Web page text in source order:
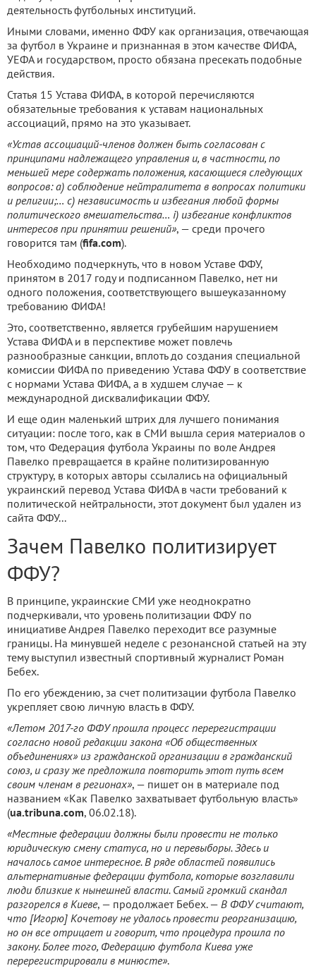
деятельность футбольных институций.
Иными словами, именно ФФУ как организация, отвечающая
за футбол в Украине и признанная в этом качестве ФИФА,
УЕФА и государством, просто обязана пресекать подобные
действия.
Статья 15 Устава ФИФА, в которой перечисляются
обязательные требования к уставам национальных
ассоциаций, прямо на это указывает.
«Устав ассоциаций-членов должен быть согласован с
принципами надлежащего управления и, в частности, по
меньшей мере содержать положения, касающиеся следующих
вопросов: a) соблюдение нейтралитета в вопросах политики
и религии;… c) независимость и избегания любой формы
политического вмешательства… i) избегание конфликтов
интересов при принятии решений», — среди прочего
говорится там (fifa.com).
Необходимо подчеркнуть, что в новом Уставе ФФУ,
принятом в 2017 году и подписанном Павелко, нет ни
одного положения, соответствующего вышеуказанному
требованию ФИФА!
Это, соответственно, является грубейшим нарушением
Устава ФИФА и в перспективе может повлечь
разнообразные санкции, вплоть до создания специальной
комиссии ФИФА по приведению Устава ФФУ в соответствие
с нормами Устава ФИФА, а в худшем случае — к
международной дисквалификации ФФУ.
И еще один маленький штрих для лучшего понимания
ситуации: после того, как в СМИ вышла серия материалов о
том, что Федерация футбола Украины по воле Андрея
Павелко превращается в крайне политизированную
структуру, в которых авторы ссылались на официальный
украинский перевод Устава ФИФА в части требований к
политической нейтральности, этот документ был удален из
сайта ФФУ...
Зачем Павелко политизирует
ФФУ?
В принципе, украинские СМИ уже неоднократно
подчеркивали, что уровень политизации ФФУ по
инициативе Андрея Павелко переходит все разумные
границы. На минувшей неделе с резонансной статьей на эту
тему выступил известный спортивный журналист Роман
Бебех.
По его убеждению, за счет политизации футбола Павелко
укрепляет свою личную власть в ФФУ.
«Летом 2017-го ФФУ прошла процесс перерегистрации
согласно новой редакции закона «Об общественных
объединениях» из гражданской организации в гражданский
союз, и сразу же предложила повторить этот путь всем
своим членам в регионах», — пишет он в материале под
названием «Как Павелко захватывает футбольную власть»
(ua.tribuna.com, 06.02.18).
«Местные федерации должны были провести не только
юридическую смену статуса, но и перевыборы. Здесь и
началось самое интересное. В ряде областей появились
альтернативные федерации футбола, которые возглавили
люди близкие к нынешней власти. Самый громкий скандал
разгорелся в Киеве, — продолжает Бебех. — В ФФУ считают,
что [Игорю] Кочетову не удалось провести реорганизацию,
но он все отрицает и говорит, что процедура прошла по
закону. Более того, Федерацию футбола Киева уже
перерегистрировали в минюсте».